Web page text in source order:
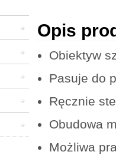
Opis
Obiektyw
Pasuje do
Ręcznie
Obudowa
Możliwa